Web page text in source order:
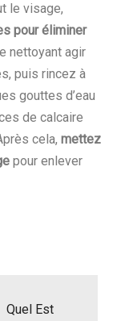
le visage,
pour éliminer
nettoyant agir
puis rincez à
gouttes d’eau
de calcaire
cela, mettez
pour enlever
Quel Est